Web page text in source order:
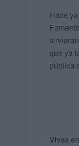
Hace
que ya
pública
Vivas